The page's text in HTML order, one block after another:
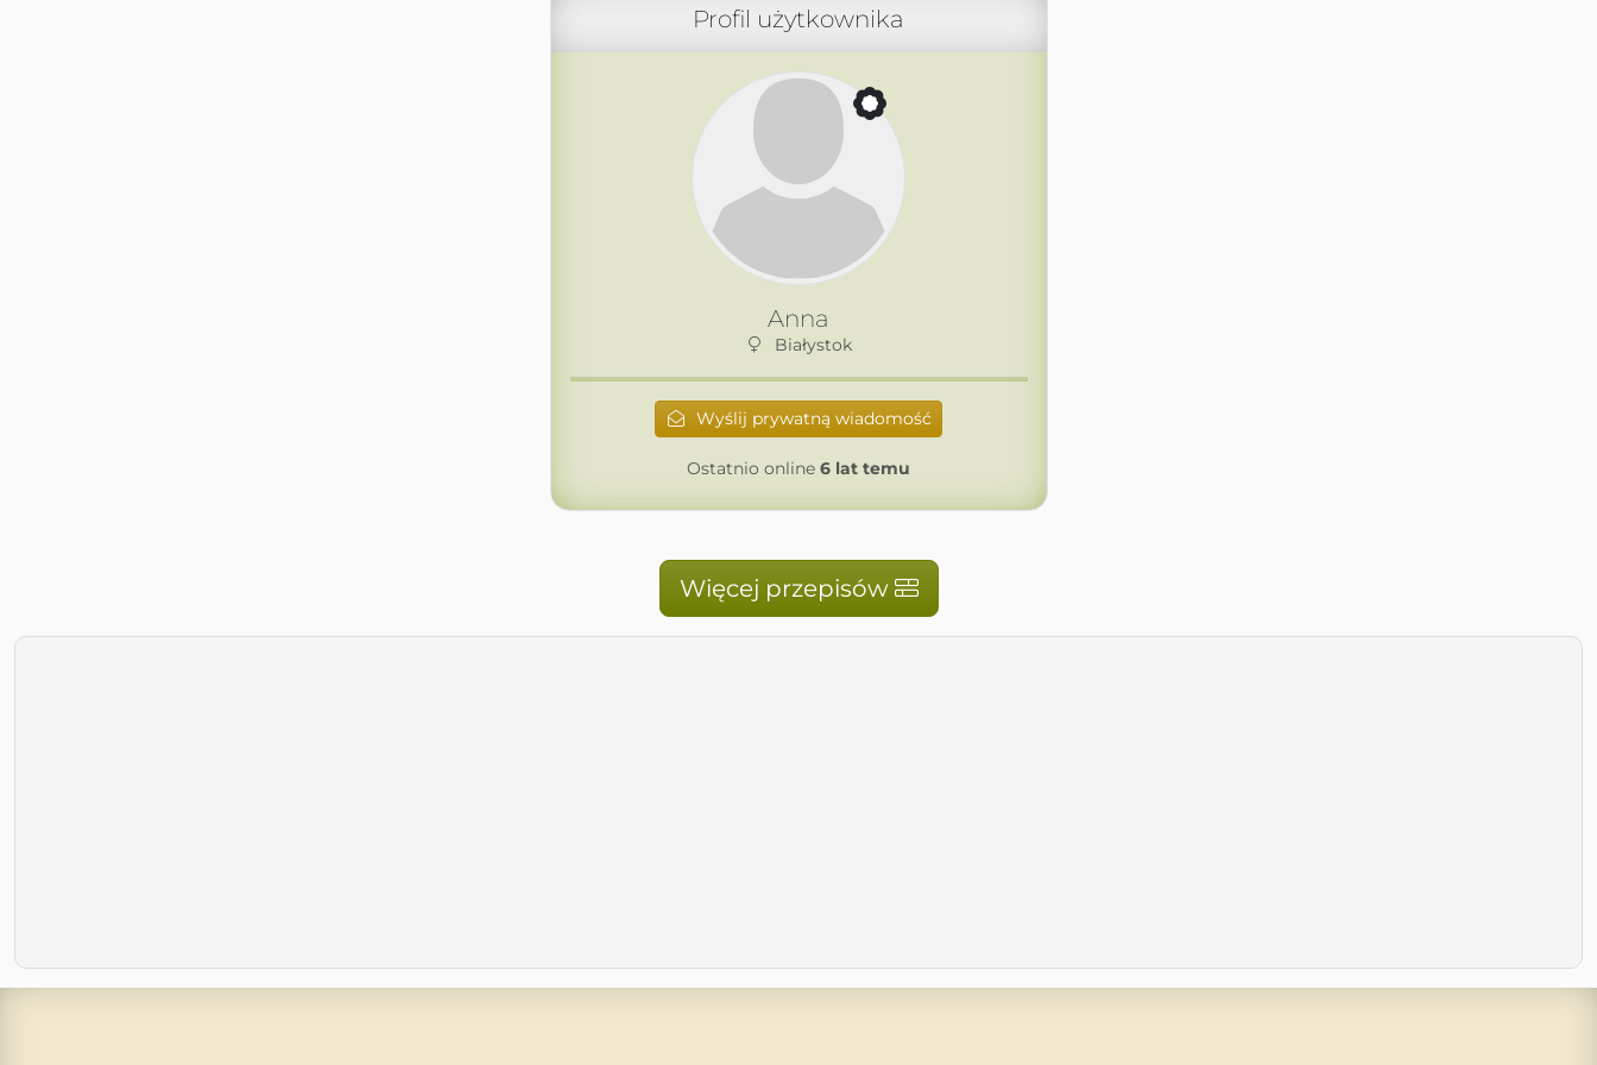
Profil użytkownika
Anna
Białystok
Wyślij prywatną wiadomość
Ostatnio online 6 lat temu
Więcej przepisów